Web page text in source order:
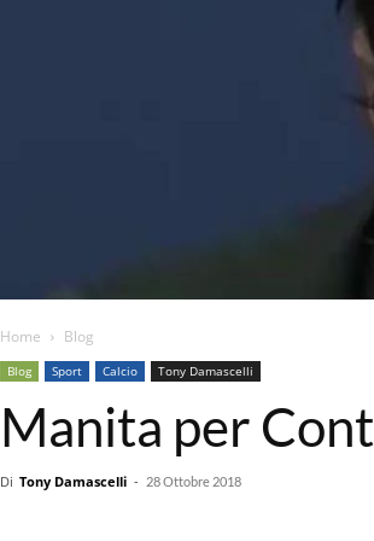
Home Blog
Blog Sport Calcio Tony Damascelli
Manita per
Di Tony Damascelli - 28 Ottobre 2018